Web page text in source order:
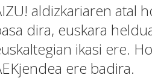
aldizkariaren atal
dira, euskara
ikasi ere.
ere badira.